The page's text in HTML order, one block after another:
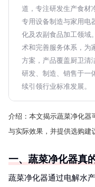
道，专注研发生产食材
专用设备制造与家用电
化及农副食品加工领域
术和完善服务体系，为
方案，产品覆盖厨卫清
研发、制造、销售于一
续引领行业标准发展。
介绍： 本文揭示蔬菜净化器
与实际效果，并提供选购建
一、蔬菜净化器真
蔬菜净化器通过电解水